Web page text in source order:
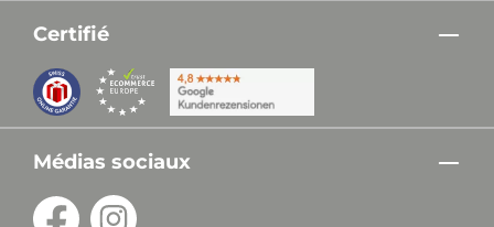
Certifié
Médias sociaux